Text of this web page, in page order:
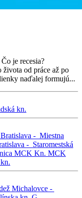
je recesia?
od práce až po
naďalej formujú...
kn.
Bratislava - Miestna
- Staromestská
MCK Kn. MCK
Michalovce -